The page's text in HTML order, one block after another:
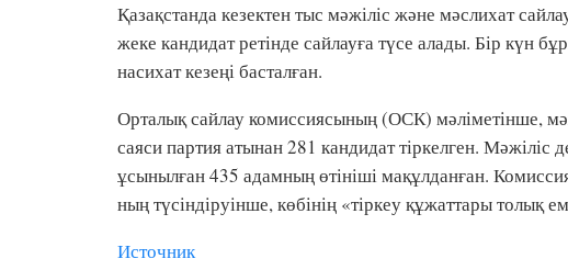
Қазақстанда кезектен тыс мәжіліс және мәслихат
жеке кандидат ретінде сайлауға түсе алады. Бір күн
насихат кезеңі басталған.
Орталық сайлау комиссиясының (ОСК) мәліметінше,
саяси партия атынан 281 кандидат тіркелген.
ұсынылған 435 адамның өтініші мақұлданған.
ның түсіндіруінше, көбінің «тіркеу құжаттары толық
Источник